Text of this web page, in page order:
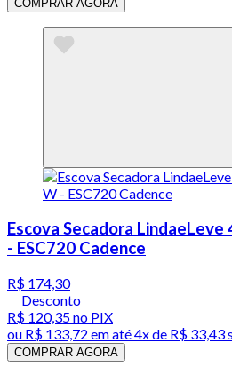
COMPRAR AGORA
Escova Secadora
- ESC720 Cadence
R$ 174,30
Desconto
R$ 120,35no PIX
ou R$ 133,72 em até4x de R$ 33,43
COMPRAR AGORA